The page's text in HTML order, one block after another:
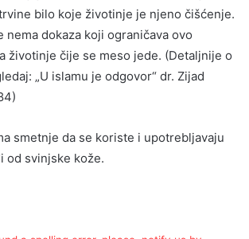
bilo koje životinje je njeno čišćenje.
nema dokaza koji ograničava ovo
životinje čije se meso jede. (Detaljnije o
„U islamu je odgovor“ dr. Zijad
smetnje da se koriste i upotrebljavaju
od svinjske kože.